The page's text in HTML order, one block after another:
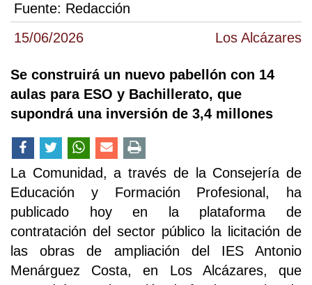
15/06/2026 Los Alcázares
Fuente: Redacción
Se construirá un nuevo pabellón con 14
aulas para ESO y Bachillerato, que
supondrá una inversión de 3,4 millones
La Comunidad, a través de la Consejería de
Educación y Formación Profesional, ha
publicado hoy en la plataforma de
contratación del sector público la licitación de
las obras de ampliación del IES Antonio
Menárguez Costa, en Los Alcázares, que